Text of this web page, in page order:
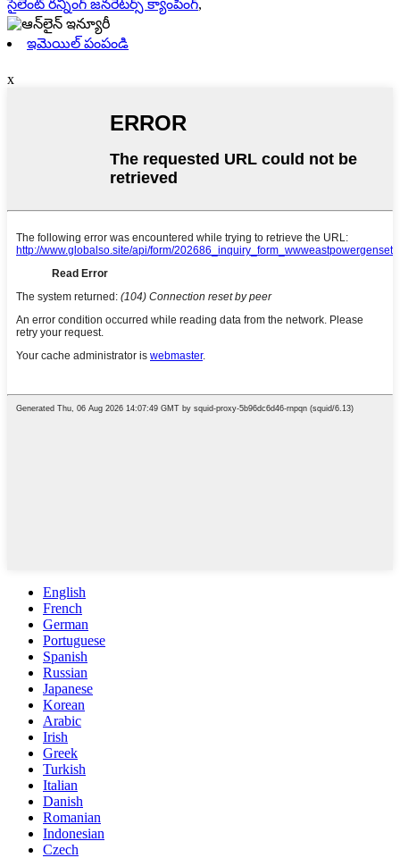
సైలెంట్ రన్నింగ్ జనరేటర్స్ క్యాంపింగ్,
ఇమెయిల్ పంపండి
x
English
French
German
Portuguese
Spanish
Russian
Japanese
Korean
Arabic
Irish
Greek
Turkish
Italian
Danish
Romanian
Indonesian
Czech